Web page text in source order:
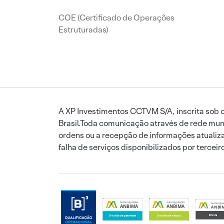
COE (Certificado de Operações
Estruturadas)
A XP Investimentos CCTVM S/A, inscrita
Brasil.Toda comunicação através de rede
ordens ou a recepção de informações
falha de serviços disponibilizados por